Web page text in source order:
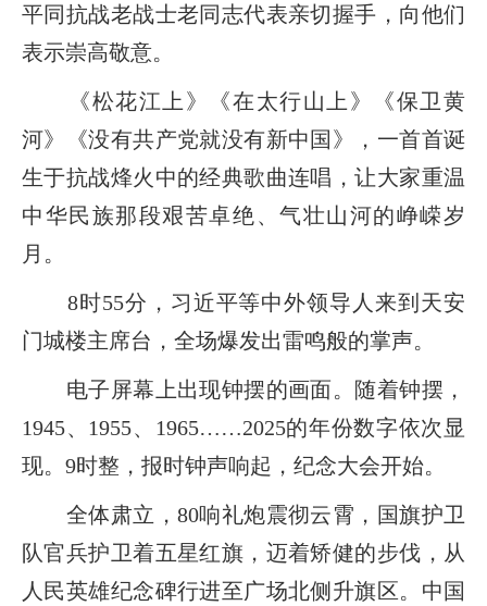
平同抗战老战士老同志代表亲切握手，向他们
表示崇高敬意。
《松花江上》《在太行山上》《保卫黄
河》《没有共产党就没有新中国》，一首首诞
生于抗战烽火中的经典歌曲连唱，让大家重温
中华民族那段艰苦卓绝、气壮山河的峥嵘岁
月。
8时55分，习近平等中外领导人来到天安
门城楼主席台，全场爆发出雷鸣般的掌声。
电子屏幕上出现钟摆的画面。随着钟摆，
1945、1955、1965……2025的年份数字依次显
现。9时整，报时钟声响起，纪念大会开始。
全体肃立，80响礼炮震彻云霄，国旗护卫
队官兵护卫着五星红旗，迈着矫健的步伐，从
人民英雄纪念碑行进至广场北侧升旗区。中国